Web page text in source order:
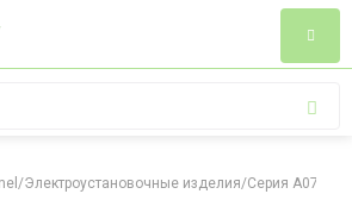
/Электроустановочные изделия/Серия A07